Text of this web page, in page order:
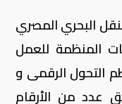
البحري المصري
المنظمة للعمل
التحول الرقمى و
عدد من الأرقام